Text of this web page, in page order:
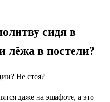
сидя в
лёжа в постели?
Не стоя?
даже на эшафоте, а это